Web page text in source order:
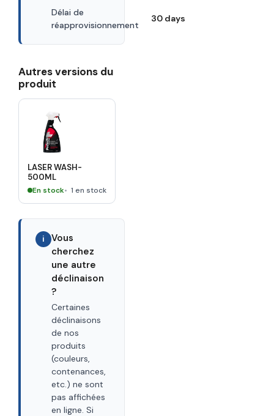
Délai de
réapprovisionnement
30 days
Autres versions du
produit
LASER WASH-
500ML
En stock 1 en stock
i
Vous
cherchez
une autre
déclinaison
?
Certaines
déclinaisons
de nos
produits
(couleurs,
contenances,
etc.) ne sont
pas affichées
en ligne. Si